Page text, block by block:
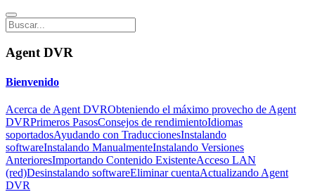
Agent DVR
Bienvenido
Acerca de Agent DVRObteniendo el máximo provecho de Agent
DVRPrimeros PasosConsejos de rendimientoIdiomas
soportadosAyudando con TraduccionesInstalando
softwareInstalando ManualmenteInstalando Versiones
AnterioresImportando Contenido ExistenteAcceso LAN
(red)Desinstalando softwareEliminar cuentaActualizando Agent
DVR